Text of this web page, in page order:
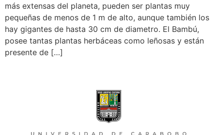
más extensas del planeta, pueden ser plantas muy
pequeñas de menos de 1 m de alto, aunque también los
hay gigantes de hasta 30 cm de diametro. El Bambú,
posee tantas plantas herbáceas como leñosas y están
presente de […]